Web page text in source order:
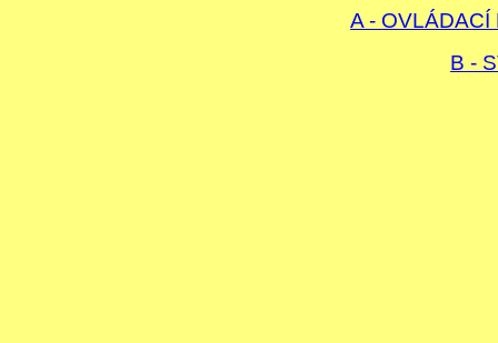
A - OVLÁDACÍ
B -